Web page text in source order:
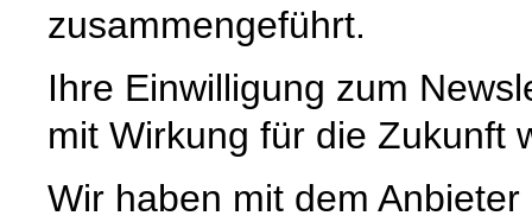
zusammengeführt.
Ihre Einwilligung zum
mit Wirkung für die Zukunft
Wir haben mit dem Anbieter